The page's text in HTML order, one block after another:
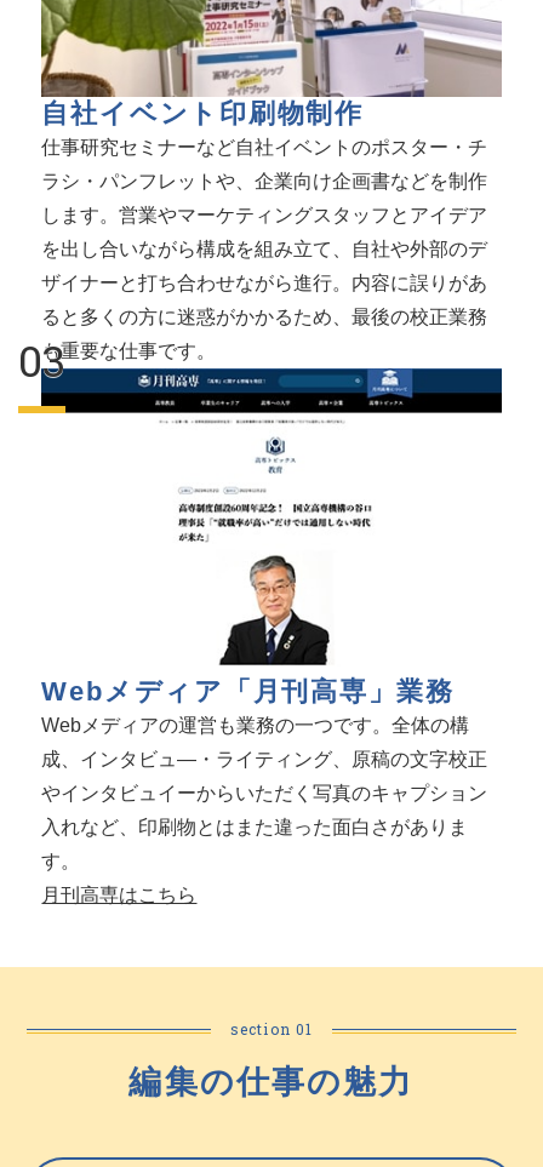
自社イベント印刷物制作
仕事研究セミナーなど自社イベントのポスター・チ
ラシ・パンフレットや、企業向け企画書などを制作
します。営業やマーケティングスタッフとアイデア
を出し合いながら構成を組み立て、自社や外部のデ
ザイナーと打ち合わせながら進行。内容に誤りがあ
ると多くの方に迷惑がかかるため、最後の校正業務
も重要な仕事です。
Webメディア「月刊高専」業務
Webメディアの運営も業務の一つです。全体の構
成、インタビュ―・ライティング、原稿の文字校正
やインタビュイーからいただく写真のキャプション
入れなど、印刷物とはまた違った面白さがありま
す。
月刊高専はこちら
section 01
編集の仕事の魅力